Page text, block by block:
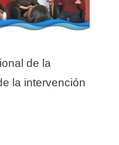
de la
la intervención